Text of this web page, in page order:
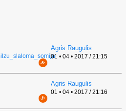
Agris Raugulis
01 • 04 • 2017 / 21:15
Agris Raugulis
01 • 04 • 2017 / 21:16